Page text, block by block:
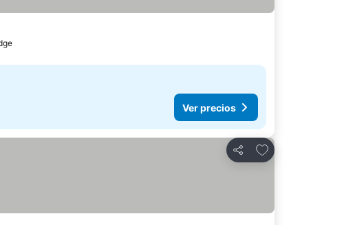
Ver precios
Compartir
Agregar a favoritos